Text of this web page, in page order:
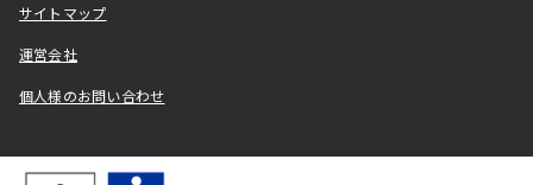
サイトマップ
運営会社
個人様のお問い合わせ